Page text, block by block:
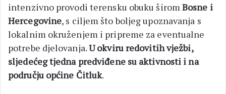
intenzivno provodi terensku obuku širomBosne i
Hercegovine, s ciljem što boljeg upoznavanja s
lokalnim okruženjem i pripreme za eventualne
potrebe djelovanja.U okviru redovitih vježbi,
sljedećeg tjedna predviđene su aktivnosti i na
području općine Čitluk.